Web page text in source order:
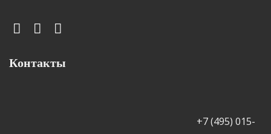
Контакты
+7 (495) 015-